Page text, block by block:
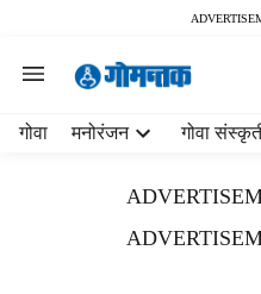
गोवा मनोरंजन गोवा